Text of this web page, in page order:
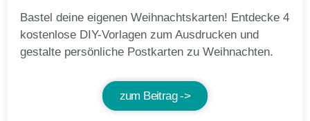
Bastel deine eigenen Weihnachtskarten! Entdecke 4
kostenlose DIY-Vorlagen zum Ausdrucken und
gestalte persönliche Postkarten zu Weihnachten.
zum Beitrag ->